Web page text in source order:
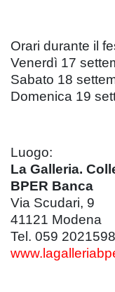
Orari durante il
Venerdì 17
Sabato 18
Domenica 19
Luogo:
La Galleria.
BPER Banca
Via Scudari, 9
41121 Modena
Tel. 059 2021598